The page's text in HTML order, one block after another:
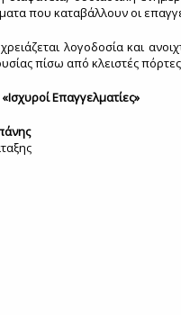
που καταβάλλουν οι
λογοδοσία και
πίσω από κλειστές
Επαγγελματίες»